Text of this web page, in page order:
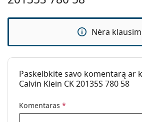
Lytis:
Moterims
Akiniai nuo
Naudojimas:
Madingi
Kodas:
CK20135S 780 58
Nėra
Paskelbkite savo komentarą ar
Calvin Klein CK 20135S 780 58
Komentaras *